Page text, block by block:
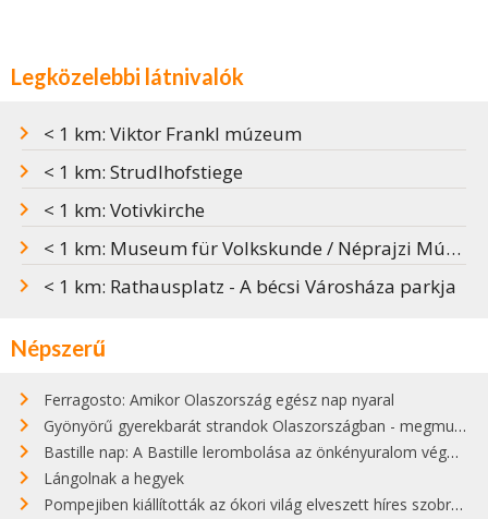
Legközelebbi látnivalók
< 1 km: Viktor Frankl múzeum
< 1 km: Strudlhofstiege
< 1 km: Votivkirche
< 1 km: Museum für Volkskunde / Néprajzi Múzeum
< 1 km: Rathausplatz - A bécsi Városháza parkja
Népszerű
Ferragosto: Amikor Olaszország egész nap nyaral
Gyönyörű gyerekbarát strandok Olaszországban - megmutatjuk a 15 legjobbat
Bastille nap: A Bastille lerombolása az önkényuralom végét jelentette
Lángolnak a hegyek
Pompejiben kiállították az ókori világ elveszett híres szobrának másolatát